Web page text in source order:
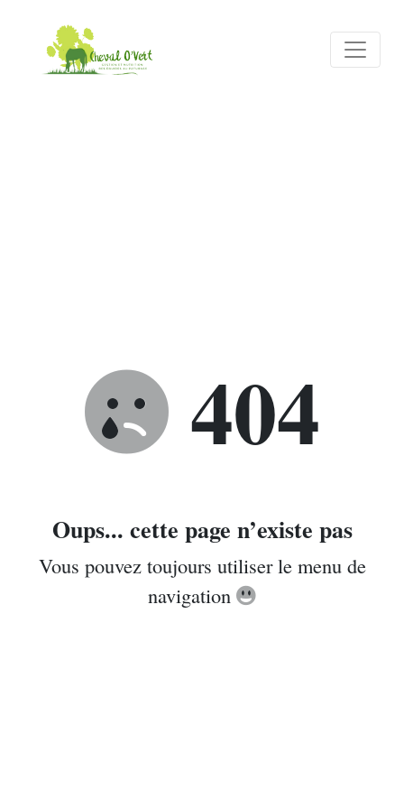
404
Oups... cette page n’existe pas
Vous pouvez toujours utiliser le menu de
navigation